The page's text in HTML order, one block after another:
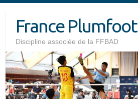
contentFrance Plumfoot
Discipline associée de la FFBAD